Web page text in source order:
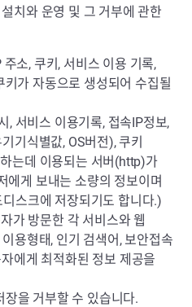
치와 운영 및 그 거부에 관한
소, 쿠키, 서비스 이용 기록,
키가 자동으로 생성되어 수집될
, 서비스 이용기록, 접속IP정보,
기식별값, OS버전), 쿠키
는데 이용되는 서버(http)가
에게 보내는 소량의 정보이며
스크에 저장되기도 합니다.)
가 방문한 각 서비스와 웹
용형태, 인기 검색어, 보안접속
에게 최적화된 정보 제공을
을 거부할 수 있습니다.